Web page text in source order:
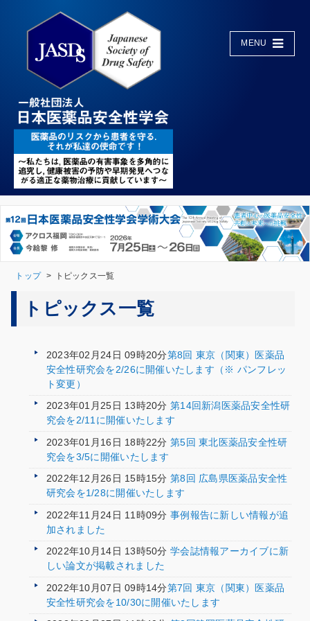
MENU
トップ トピックス一覧
トピックス一覧
2023年02月24日 09時20分​第8回 東京（関東）医薬品
安全性研究会を2/26に開催いたします（※ パンフレッ
ト変更）
2023年01月25日 13時20分 第14回新潟医薬品安全性研
究会を2/11に開催いたします
2023年01月16日 18時22分 第5回 東北医薬品安全性研
究会を3/5に開催いたします
2022年12月26日 15時15分 第8回 広島県医薬品安全性
研究会を1/28に開催いたします
2022年11月24日 11時09分 事例報告に新しい情報が追
加されました
2022年10月14日 13時50分 学会誌情報アーカイブに新
しい論文が掲載されました
2022年10月07日 09時14分​第7回 東京（関東）医薬品
安全性研究会を10/30に開催いたします